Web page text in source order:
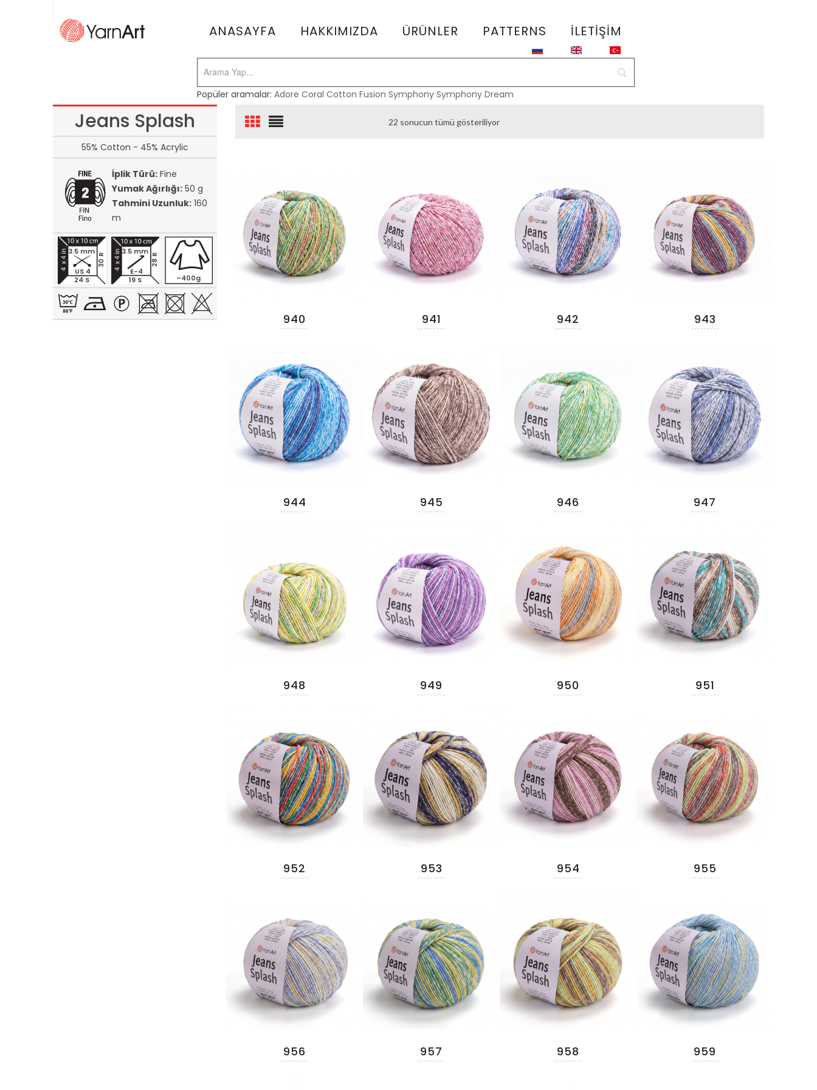
ANASAYFA HAKKIMIZDA ÜRÜNLER PATTERNS İLETIŞIM
Popüler aramalar:Adore Coral Cotton Fusion Symphony Symphony Dream
Jeans Splash
55% Cotton - 45% Acrylic
İplik Türü:Fine
Yumak Ağırlığı:50 g
Tahmini Uzunluk:160
m
24 S
30 R
3.5 mm
US 4
19 S
28 R
3.5 mm
E-4
~400g
22 sonucun tümü gösteriliyor
940 941 942 943
944 945 946 947
948 949 950 951
952 953 954 955
956 957 958 959